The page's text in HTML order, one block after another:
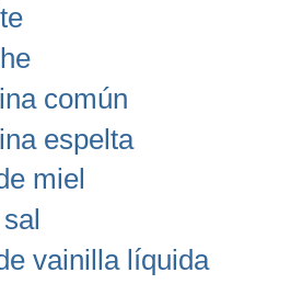
común
espelta
miel
vainilla líquida